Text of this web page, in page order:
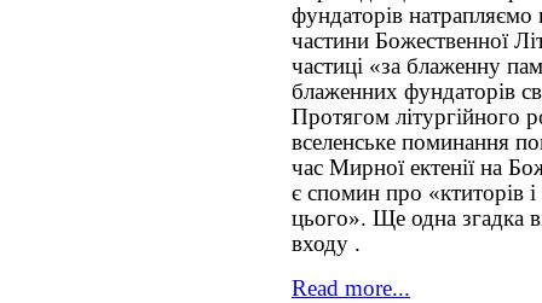
фундаторів натрапляємо
частини Божественної
частиці «за блаженну
блаженних фундаторів
Протягом літургійного
вселенське поминання
час Мирної ектенії на
є спомин про «ктиторів і
цього». Ще одна згадка
входу .
Read more...